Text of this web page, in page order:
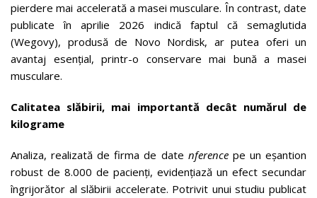
pierdere mai accelerată a masei musculare. În contrast, date
publicate în aprilie 2026 indică faptul că semaglutida
(Wegovy), produsă de Novo Nordisk, ar putea oferi un
avantaj esențial, printr-o conservare mai bună a masei
musculare.
Calitatea slăbirii, mai importantă decât numărul de
kilograme
Analiza, realizată de firma de date nferencepe un eșantion
robust de 8.000 de pacienți, evidențiază un efect secundar
îngrijorător al slăbirii accelerate. Potrivit unui studiu publicat